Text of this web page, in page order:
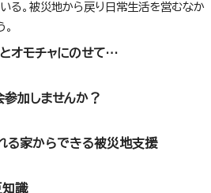
る。被災地から戻り日常生活を営むなか
オモチャにのせて…
参加しませんか？
る家からできる被災地支援
知識